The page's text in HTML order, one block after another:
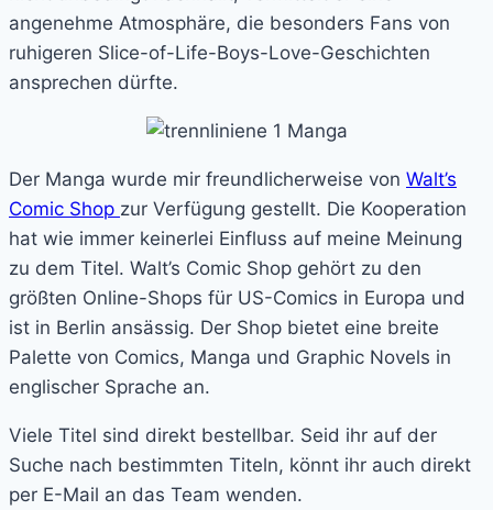
angenehme Atmosphäre, die besonders Fans von
ruhigeren Slice-of-Life-Boys-Love-Geschichten
ansprechen dürfte.
Der Manga wurde mir freundlicherweise von Walt’s
Comic Shop zur Verfügung gestellt. Die Kooperation
hat wie immer keinerlei Einfluss auf meine Meinung
zu dem Titel. Walt’s Comic Shop gehört zu den
größten Online-Shops für US-Comics in Europa und
ist in Berlin ansässig. Der Shop bietet eine breite
Palette von Comics, Manga und Graphic Novels in
englischer Sprache an.
Viele Titel sind direkt bestellbar. Seid ihr auf der
Suche nach bestimmten Titeln, könnt ihr auch direkt
per E-Mail an das Team wenden.